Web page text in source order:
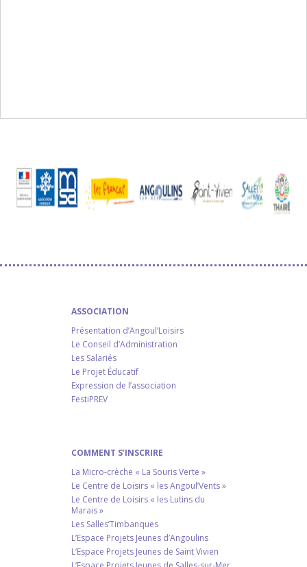
ASSOCIATION
Présentation d’Angoul’Loisirs
Le Conseil d’Administration
Les Salariés
Le Projet Éducatif
Expression de l’association
FestiPREV
COMMENT S’INSCRIRE
La Micro-crèche « La Souris Verte »
Le Centre de Loisirs « les Angoul’Vents »
Le Centre de Loisirs « les Lutins du
Marais »
Les Salles’Timbanques
L’Espace Projets Jeunes d’Angoulins
L’Espace Projets Jeunes de Saint Vivien